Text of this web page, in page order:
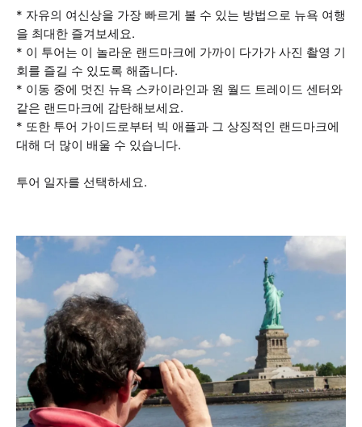
* 자유의 여신상을 가장 빠르게 볼 수 있는 방법으로 뉴욕 여행
을 최대한 즐겨보세요.
* 이 투어는 이 놀라운 랜드마크에 가까이 다가가 사진 촬영 기
회를 즐길 수 있도록 해줍니다.
* 이동 중에 멋진 뉴욕 스카이라인과 원 월드 트레이드 센터와
같은 랜드마크에 감탄해보세요.
* 또한 투어 가이드로부터 빅 애플과 그 상징적인 랜드마크에
대해 더 많이 배울 수 있습니다.
투어 일자를 선택하세요.